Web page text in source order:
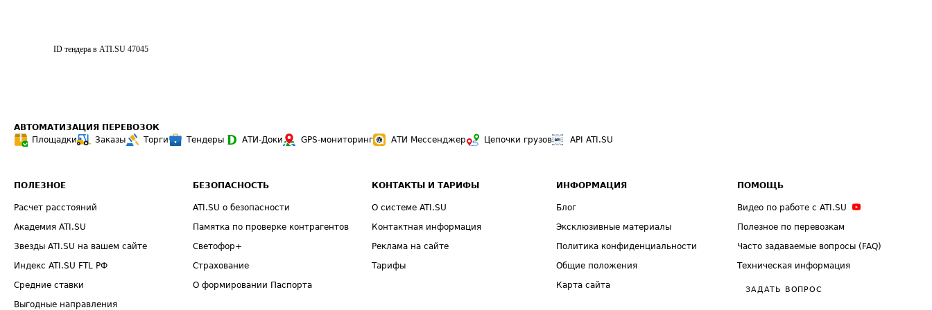
ID тендера в ATI.SU 47045
АВТОМАТИЗАЦИЯ ПЕРЕВОЗОК
Площадки
Заказы Торги Тендеры АТИ-Доки GPS-мониторинг АТИ Мессенджер Цепочки грузов API ATI.SU
ПОЛЕЗНОЕ
Расчет расстояний
Академия ATI.SU
Звезды ATI.SU на вашем сайте
Индекс ATI.SU FTL РФ
Средние ставки
Выгодные направления
БЕЗОПАСНОСТЬ
ATI.SU о безопасности
Памятка по проверке контрагентов
Светофор+
Страхование
О формировании Паспорта
КОНТАКТЫ И ТАРИФЫ
О системе ATI.SU
Контактная информация
Реклама на сайте
Тарифы
ИНФОРМАЦИЯ
Блог
Эксклюзивные материалы
Политика конфиденциальности
Общие положения
Карта сайта
ПОМОЩЬ
Видео по работе с ATI.SU
Полезное по перевозкам
Часто задаваемые вопросы (FAQ)
Техническая информация
ЗАДАТЬ ВОПРОС